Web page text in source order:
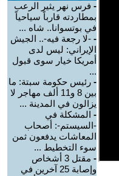
- فرس نهر يثير الرعب
بمطاردته قارباً سياحياً
في بوتسوانا.. شاه ...
- -لا رجعة فيه-.. الجيش
الإيراني: ليس لدى
أمريكا خيار سوى قبول
...
- رئيس حكومة سبتة: ما
بين 8 و11 ألف مهاجر لا
يزالون في المدينة ...
- المشكلة في
-السيستم-: أصحاب
المعاشات يدفعون ثمن
سوء التخطيط ...
-
مقتل 3 أشخاص
وإصابة 25 آخرين في